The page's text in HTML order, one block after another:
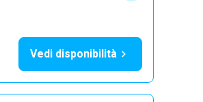
Vedi disponibilità